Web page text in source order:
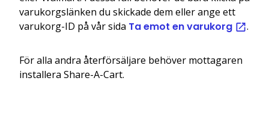
varukorgslänken du skickade dem eller ange ett
varukorg-ID på vår sida Ta emot en varukorg .
För alla andra återförsäljare behöver mottagaren
installera Share-A-Cart.